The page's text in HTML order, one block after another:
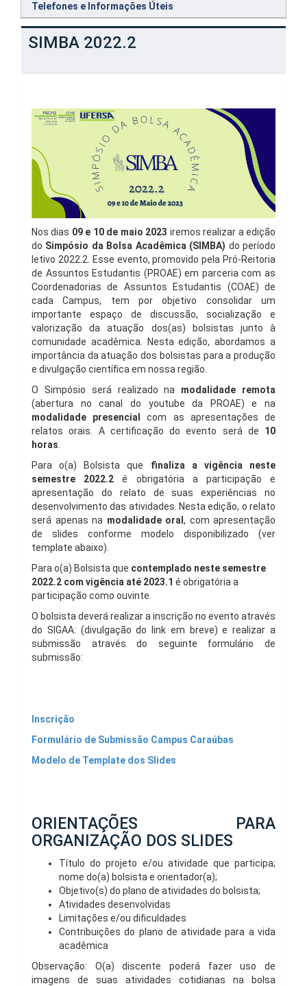
Telefones e Informações Úteis
SIMBA 2022.2
Nos dias 09 e 10 de maio 2023 iremos realizar a edição
do Simpósio da Bolsa Acadêmica (SIMBA) do período
letivo 2022.2. Esse evento, promovido pela Pró-Reitoria
de Assuntos Estudantis (PROAE) em parceria com as
Coordenadorias de Assuntos Estudantis (COAE) de
cada Campus, tem por objetivo consolidar um
importante espaço de discussão, socialização e
valorização da atuação dos(as) bolsistas junto à
comunidade acadêmica. Nesta edição, abordamos a
importância da atuação dos bolsistas para a produção
e divulgação científica em nossa região.
O Simpósio será realizado na modalidade remota
(abertura no canal do youtube da PROAE) e na
modalidade presencial
com as apresentações de
relatos orais. A certificação do evento será de 10
horas
Para o(a) Bolsista que finaliza a vigência neste
semestre 2022.2 é obrigatória a participação e
apresentação do relato de suas experiências no
desenvolvimento das atividades. Nesta edição, o relato
será apenas na modalidade oral , com apresentação
de slides conforme modelo disponibilizado (ver
template abaixo).
Para o(a) Bolsista que contemplado neste semestre
2022.2 com vigência até 2023.1 é obrigatória a
participação como ouvinte.
O bolsista deverá realizar a inscrição no evento através
do SIGAA: (divulgação do link em breve) e realizar a
submissão através do seguinte formulário de
submissão:
Inscrição
Formulário de Submissão Campus Caraúbas
Modelo de Template dos Slides
ORIENTAÇÕES PARA
ORGANIZAÇÃO DOS SLIDES
Título do projeto e/ou atividade que participa;
nome do(a) bolsista e orientador(a);
Objetivo(s) do plano de atividades do bolsista;
Atividades desenvolvidas
Limitações e/ou dificuldades
Contribuições do plano de atividade para a vida
acadêmica
Observação: O(a) discente poderá fazer uso de
imagens de suas atividades cotidianas na bolsa